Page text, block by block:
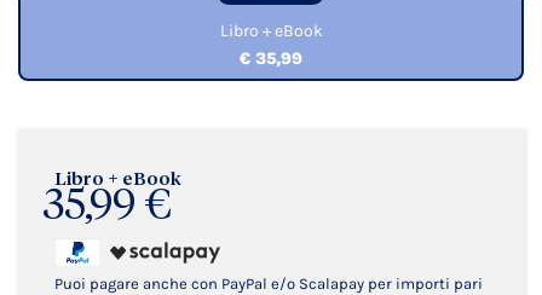
Libro + eBook
35,99 €
Puoi pagare anche con PayPal e/o Scalapay per importi pari
Libro + eBook
€ 35,99